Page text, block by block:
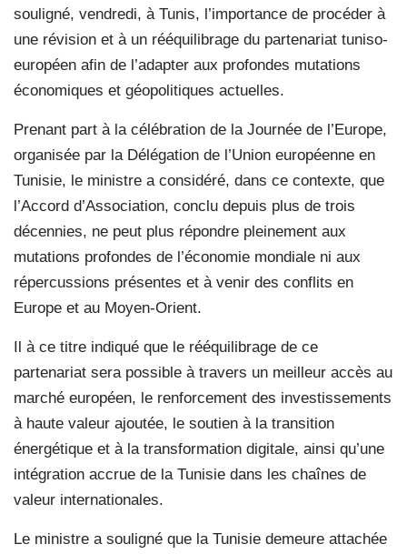
souligné, vendredi, à Tunis, l’importance de procéder à
une révision et à un rééquilibrage du partenariat tuniso-
européen afin de l’adapter aux profondes mutations
économiques et géopolitiques actuelles.
Prenant part à la célébration de la Journée de l’Europe,
organisée par la Délégation de l’Union européenne en
Tunisie, le ministre a considéré, dans ce contexte, que
l’Accord d’Association, conclu depuis plus de trois
décennies, ne peut plus répondre pleinement aux
mutations profondes de l’économie mondiale ni aux
répercussions présentes et à venir des conflits en
Europe et au Moyen-Orient.
Il à ce titre indiqué que le rééquilibrage de ce
partenariat sera possible à travers un meilleur accès au
marché européen, le renforcement des investissements
à haute valeur ajoutée, le soutien à la transition
énergétique et à la transformation digitale, ainsi qu’une
intégration accrue de la Tunisie dans les chaînes de
valeur internationales.
Le ministre a souligné que la Tunisie demeure attachée